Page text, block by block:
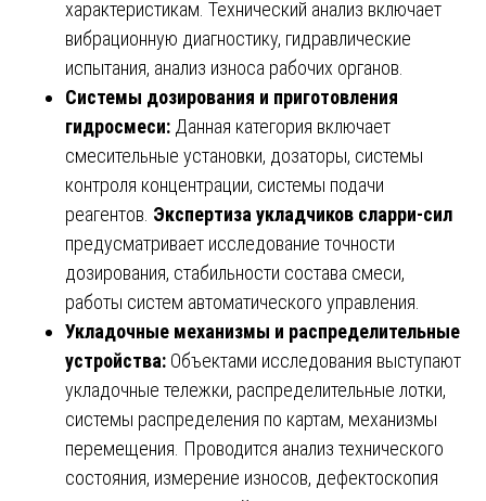
характеристикам. Технический анализ включает
вибрационную диагностику, гидравлические
испытания, анализ износа рабочих органов.
Системы дозирования и приготовления
гидросмеси: Данная категория включает
смесительные установки, дозаторы, системы
контроля концентрации, системы подачи
реагентов. Экспертиза укладчиков сларри-сил
предусматривает исследование точности
дозирования, стабильности состава смеси,
работы систем автоматического управления.
Укладочные механизмы и распределительные
устройства: Объектами исследования выступают
укладочные тележки, распределительные лотки,
системы распределения по картам, механизмы
перемещения. Проводится анализ технического
состояния, измерение износов, дефектоскопия